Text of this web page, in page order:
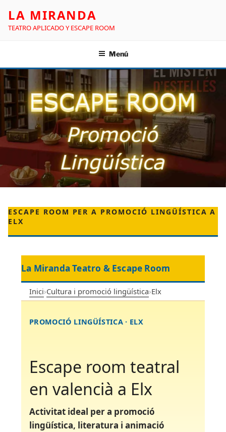
LA MIRANDA
TEATRO APLICADO Y ESCAPE ROOM
Menú
ESCAPE ROOM PER A PROMOCIÓ LINGÜÍSTICA A
ELX
La Miranda Teatro & Escape Room
Inici›Cultura i promoció lingüística›Elx
PROMOCIÓ LINGÜÍSTICA · ELX
Escape room teatral
en valencià a Elx
Activitat ideal per a promoció
lingüística, literatura i animació